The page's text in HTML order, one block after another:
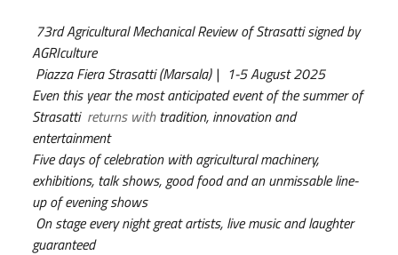
73rd Agricultural Mechanical Review of Strasatti signed by
AGRIculture
Piazza Fiera Strasatti (Marsala) | 1-5 August 2025
Even this year the most anticipated event of the summer of
Strasatti returns withtradition, innovation and
entertainment
Five days of celebration with agricultural machinery,
exhibitions, talk shows, good food and an unmissable line-
up of evening shows
On stage every night great artists, live music and laughter
guaranteed